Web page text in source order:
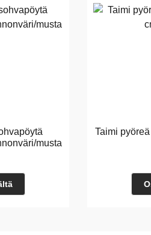
musta
Taimi